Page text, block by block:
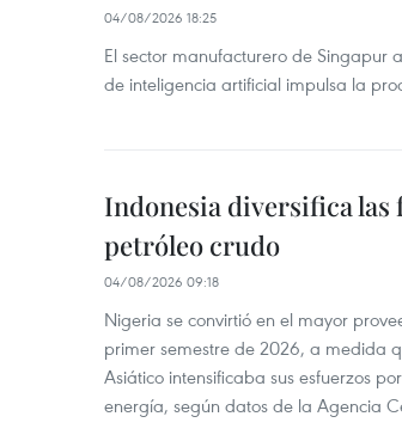
04/08/2026 18:25
El sector manufacturero de Singapur
de inteligencia artificial impulsa la
Indonesia diversifica
petróleo crudo
04/08/2026 09:18
Nigeria se convirtió en el mayor
primer semestre de 2026, a medida
Asiático intensificaba sus esfuerzos
energía, según datos de la Agencia